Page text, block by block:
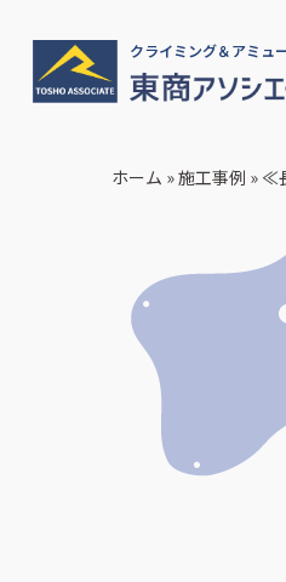
クライミング＆アミュ
ホーム »施工事例 » ≪